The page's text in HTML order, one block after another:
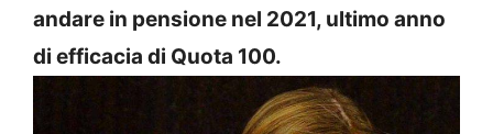
andare in pensione nel 2021, ultimo anno
di efficacia di Quota 100.